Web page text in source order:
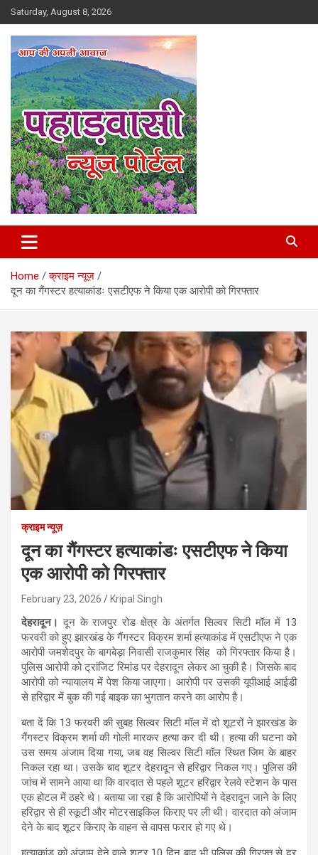
Skip
to
content
Saturday, August 8, 2026
Pahadvasi
Home
क्राइम न्यूज़
दून का गैंगस्टर हत्याकांडः एसटीएफ ने किया एक आरोपी को गिरफ्तार
क्राइम न्यूज़
दून का गैंगस्टर हत्याकांडः एसटीएफ ने किया
एक आरोपी को गिरफ्तार
February 23, 2026 Kripal Singh
देहरादून। दून के राजपुर रोड क्षेत्र के अंतर्गत सिल्वर सिटी मॉल में 13
फरवरी को हुए झारखंड के गैंगस्टर विक्रम शर्मा हत्याकांड में एसटीएफ ने एक
आरोपी जमशेदपुर के बागबेड़ा निवासी राजकुमार सिंह को गिरफ्तार किया है।
पुलिस आरोपी को ट्रांजिट रिमांड पर देहरादून लेकर आ चुकी है। जिसके बाद
आरोपी को न्यायालय में पेश किया जाएगा। आरोपी पर उसकी यूपीआई आईडी
से हरिद्वार में बुक की गई बाइक का भुगतान करने का आरोप है।
बता दें कि 13 फरवरी की सुबह सिल्वर सिटी मॉल में दो शूटरों ने झारखंड के
गैंगस्टर विक्रम शर्मा की गोली मारकर हत्या कर दी थी। हत्या की घटना को
उस समय अंजाम दिया गया, जब वह सिल्वर सिटी मॉल स्थित जिम के बाहर
निकल रहा था। उसके बाद शूटर देहरादून से हरिद्वार निकल गए। पुलिस की
जांच में सामने आया था कि वारदात से पहले शूटर हरिद्वार रेलवे स्टेशन के पास
एक होटल में ठहरे थे। बताया जा रहा है कि आरोपियों ने देहरादून जाने के लिए
हरिद्वार से ही स्कूटी और मोटरसाइकिल किराए पर ली थी। वारदात को अंजाम
देने के बाद शूटर किराए के वाहन से वापस फरार हो गए थे।